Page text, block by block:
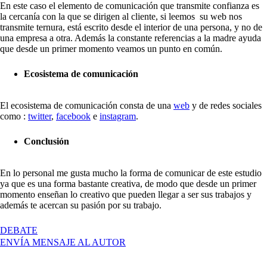
En este caso el elemento de comunicación que transmite confianza es
la cercanía con la que se dirigen al cliente, si leemos su web nos
transmite ternura, está escrito desde el interior de una persona, y no de
una empresa a otra. Además la constante referencias a la madre ayuda
que desde un primer momento veamos un punto en común.
Ecosistema de comunicación
El ecosistema de comunicación consta de una web y de redes sociales
como : twitter, facebook e instagram.
Conclusión
En lo personal me gusta mucho la forma de comunicar de este estudio
ya que es una forma bastante creativa, de modo que desde un primer
momento enseñan lo creativo que pueden llegar a ser sus trabajos y
además te acercan su pasión por su trabajo.
DEBATE
ENVÍA MENSAJE AL AUTOR